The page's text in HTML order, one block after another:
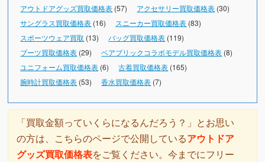
アウトドアグッズ買取価格表 (57) アクセサリー買取価格表 (30)
サングラス買取価格表 (16) スニーカー買取価格表 (83)
スポーツウェア買取 (13) バッグ買取価格表 (119)
ブーツ買取価格表 (29) ベアブリックコラボモデル買取価格表 (8)
ユニフォーム買取価格表 (6) 古着買取価格表 (165)
腕時計買取価格表 (53) 香水買取価格表 (7)
「買取金額っていくらになるんだろう？」とお思い
の方は、こちらのページで公開しているアウトドア
グッズ買取価格表をご覧ください。今までにフリー